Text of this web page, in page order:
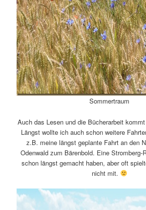
Sommertraum
Auch das Lesen und die Bücherarbeit
Längst wollte ich auch schon weitere
z.B. meine längst geplante Fahrt an den
Odenwald zum Bärenbold. Eine Stromberg-
schon längst gemacht haben, aber oft
nicht mit.